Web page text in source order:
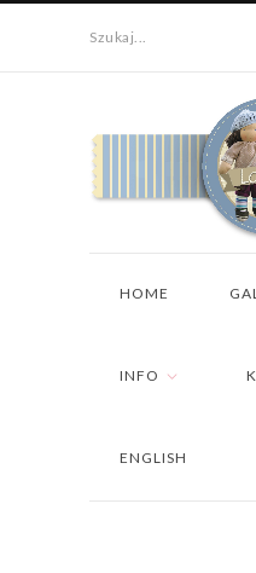
Szukaj...
HOME
INFO
ENGLISH